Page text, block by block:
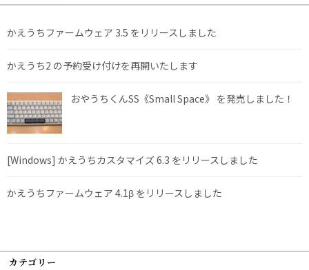
かえうちファームウェア 3.5 をリリースしました
かえうち2 の予約受け付けを再開いたします
おやうちくんSS《Small Space》 を発売しました！
[Windows] かえうちカスタマイズ 6.3 をリリースしました
かえうちファームウェア 4.1β をリリースしました
カテゴリー